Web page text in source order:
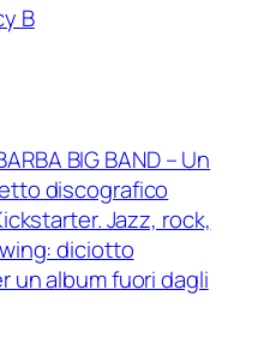
B
BIG BAND – Un
discografico
Jazz, rock,
diciotto
un album fuori dagli